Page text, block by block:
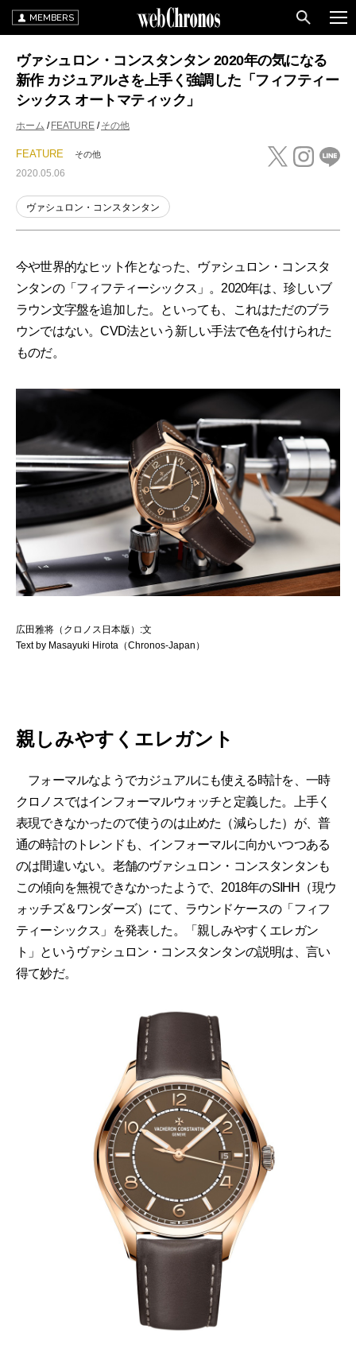
MEMBERS
ヴァシュロン・コンスタンタン 2020年の気になる
新作 カジュアルさを上手く強調した「フィフティー
シックス オートマティック」
ホーム FEATURE その他
FEATURE その他
2020.05.06
ヴァシュロン・コンスタンタン
今や世界的なヒット作となった、ヴァシュロン・コンスタ
ンタンの「フィフティーシックス」。2020年は、珍しいブ
ラウン文字盤を追加した。といっても、これはただのブラ
ウンではない。CVD法という新しい手法で色を付けられた
ものだ。
広田雅将（クロノス日本版）:文
Text by Masayuki Hirota（Chronos-Japan）
親しみやすくエレガント
フォーマルなようでカジュアルにも使える時計を、一時
クロノスではインフォーマルウォッチと定義した。上手く
表現できなかったので使うのは止めた（減らした）が、普
通の時計のトレンドも、インフォーマルに向かいつつある
のは間違いない。老舗のヴァシュロン・コンスタンタンも
この傾向を無視できなかったようで、2018年のSIHH（現ウ
ォッチズ＆ワンダーズ）にて、ラウンドケースの「フィフ
ティーシックス」を発表した。「親しみやすくエレガン
ト」というヴァシュロン・コンスタンタンの説明は、言い
得て妙だ。